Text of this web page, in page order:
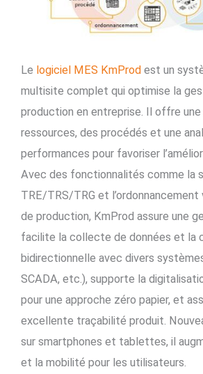
Le logiciel MES KmProd est un
multisite complet qui optimise la
production en entreprise. Il offre
ressources, des procédés et une
performances pour favoriser
Avec des fonctionnalités comme la
TRE/TRS/TRG et l’ordonnancement
de production, KmProd assure une
facilite la collecte de données et la
bidirectionnelle avec divers
SCADA, etc.), supporte la
pour une approche zéro papier, et
excellente traçabilité produit.
sur smartphones et tablettes, il
et la mobilité pour les utilisateurs.